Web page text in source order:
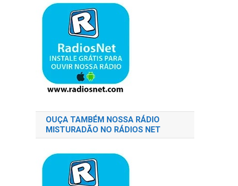
OUÇA TAMBÉM NOSSA RÁDIO
MISTURADÃO NO RÁDIOS NET